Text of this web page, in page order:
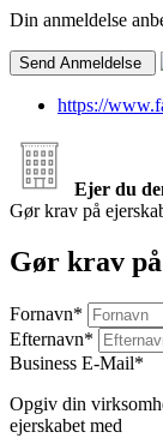
Din anmeldelse
https://
Ejer du
Gør krav på
Gør krav
Fornavn*
Efternavn*
Business E-Mail*
Opgiv din
ejerskabet med